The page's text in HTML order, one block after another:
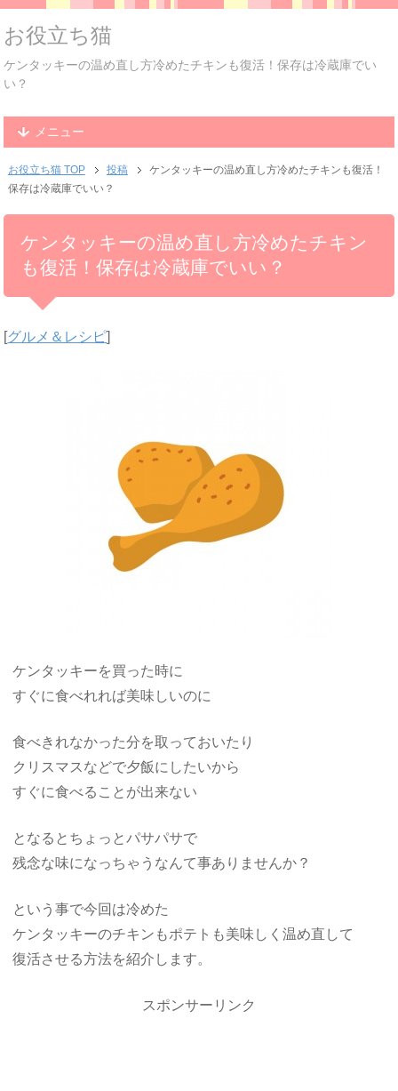
お役立ち猫
ケンタッキーの温め直し方冷めたチキンも復活！保存は冷蔵庫でい
い？
メニュー
お役立ち猫 TOP 投稿
ケンタッキーの温め直し方冷めたチキンも復活！
保存は冷蔵庫でいい？
ケンタッキーの温め直し方冷めたチキン
も復活！保存は冷蔵庫でいい？
[グルメ＆レシピ]
ケンタッキーを買った時に
すぐに食べれれば美味しいのに
食べきれなかった分を取っておいたり
クリスマスなどで夕飯にしたいから
すぐに食べることが出来ない
となるとちょっとパサパサで
残念な味になっちゃうなんて事ありませんか？
という事で今回は冷めた
ケンタッキーのチキンもポテトも美味しく温め直して
復活させる方法を紹介します。
スポンサーリンク